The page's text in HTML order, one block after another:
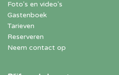
Foto's en video's
Gastenboek
Tarieven
Reserveren
Neem contact op